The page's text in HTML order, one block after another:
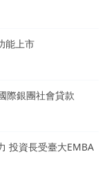
能上市
際銀團社會貸款
投資長受臺大EMBA